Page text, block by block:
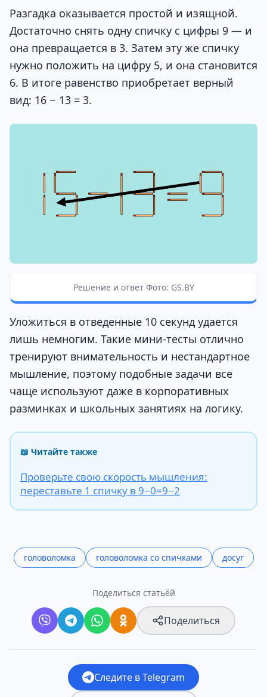
Разгадка оказывается простой и изящной.
Достаточно снять одну спичку с цифры 9 — и
она превращается в 3. Затем эту же спичку
нужно положить на цифру 5, и она становится
6. В итоге равенство приобретает верный
вид: 16 − 13 = 3.
Решение и ответ Фото: GS.BY
Уложиться в отведенные 10 секунд удается
лишь немногим. Такие мини-тесты отлично
тренируют внимательность и нестандартное
мышление, поэтому подобные задачи все
чаще используют даже в корпоративных
разминках и школьных занятиях на логику.
📖 Читайте также
Проверьте свою скорость мышления:
переставьте 1 спичку в 9−0=9−2
головоломка головоломка со спичками досуг
Поделиться статьёй
Поделиться
Следите в Telegram